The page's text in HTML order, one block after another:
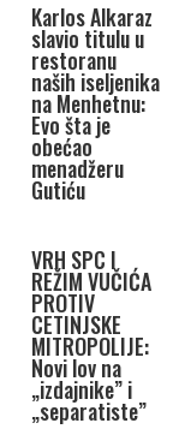
Karlos Alkaraz
slavio titulu u
restoranu
naših iseljenika
na Menhetnu:
Evo šta je
obećao
menadžeru
Gutiću
VRH SPC I
REŽIM VUČIĆA
PROTIV
CETINJSKE
MITROPOLIJE:
Novi lov na
„izdajnike” i
„separatiste”